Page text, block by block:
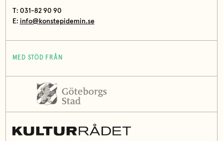
T: 031-82 90 90
E: info@konstepidemin.se
MED STÖD FRÅN